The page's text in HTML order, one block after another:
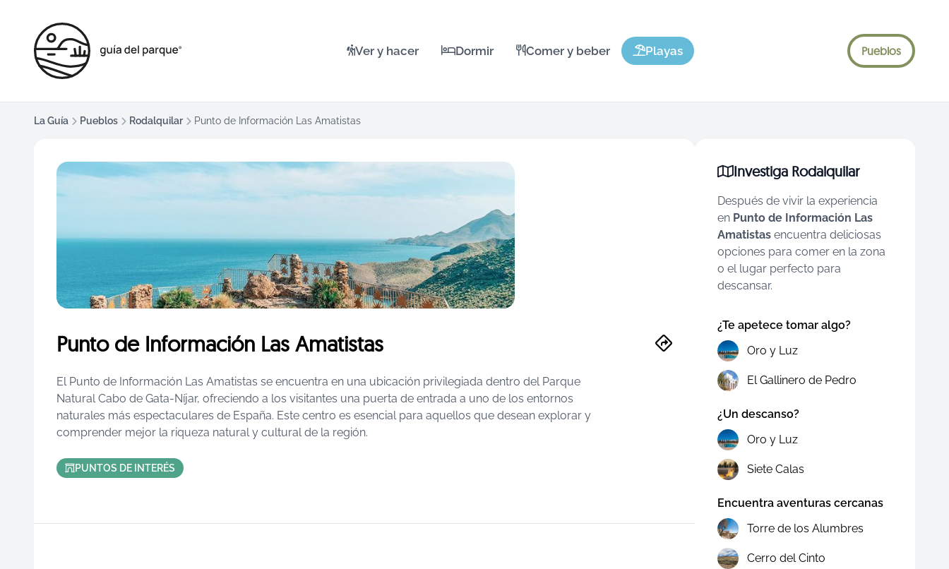
Ver y hacer Dormir Comer y beber Playas Pueblos
La Guía Pueblos Rodalquilar Punto de Información Las Amatistas
Punto de Información Las Amatistas
El Punto de Información Las Amatistas se encuentra en una ubicación privilegiada dentro del Parque
Natural Cabo de Gata-Níjar, ofreciendo a los visitantes una puerta de entrada a uno de los entornos
naturales más espectaculares de España. Este centro es esencial para aquellos que desean explorar y
comprender mejor la riqueza natural y cultural de la región.
PUNTOS DE INTERÉS
Investiga Rodalquilar
Después de vivir la experiencia
en Punto de Información Las
Amatistas encuentra deliciosas
opciones para comer en la zona
o el lugar perfecto para
descansar.
¿Te apetece tomar algo?
Oro y Luz
El Gallinero de Pedro
¿Un descanso?
Oro y Luz
Siete Calas
Encuentra aventuras cercanas
Torre de los Alumbres
Cerro del Cinto